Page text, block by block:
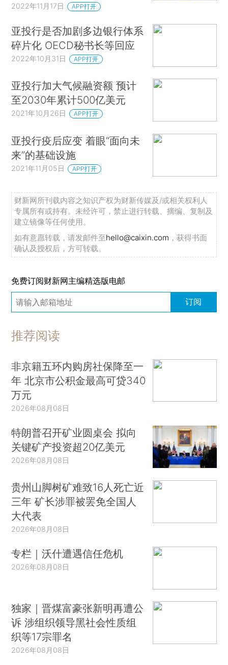
2022年11月17日 APP打开
亚投行是否加剧多边银行体系
碎片化 OECD秘书长等回应
2022年10月31日 APP打开
亚投行加大气候融资额 预计
至2030年累计500亿美元
2021年10月26日 APP打开
亚投行疫后应变 着眼“面向未
来”的基础设施
2021年11月05日 APP打开
财新网所刊载内容之知识产权为财新传媒及/或相关权利人
专属所有或持有。未经许可，禁止进行转载、摘编、复制及
建立镜像等任何使用。
如有意愿转载，请发邮件至hello@caixin.com ，获得书面
确认及授权后，方可转载。
免费订阅财新网主编精选版电邮
订阅
推荐阅读
非京籍五环内购房社保降至一
年 北京市公积金最高可贷340
万元
2026年08月08日
特朗普召开矿业圆桌会 拟向
关键矿产投资超20亿美元
2026年08月08日
贵州山脚树矿难致16人死亡近
三年 矿长涉罪被罢免全国人
大代表
2026年08月08日
专栏｜沃什遭遇信任危机
2026年08月08日
独家｜晋煤富豪张新明再遭公
诉 涉组织领导黑社会性质组
织等17宗罪名
2026年08月08日